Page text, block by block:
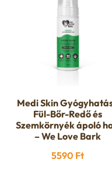
Medi Skin
Fül-Bőr-Redő és
Szemkörnyék ápoló
– We Love Bark
5590 Ft